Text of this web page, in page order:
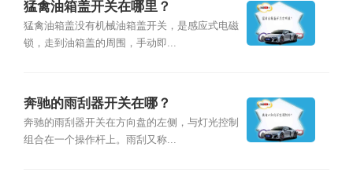
猛禽油箱盖开关在哪里？
猛禽油箱盖没有机械油箱盖开关，是感应式电磁
锁，走到油箱盖的周围，手动即...
奔驰的雨刮器开关在哪？
奔驰的雨刮器开关在方向盘的左侧，与灯光控制
组合在一个操作杆上。雨刮又称...